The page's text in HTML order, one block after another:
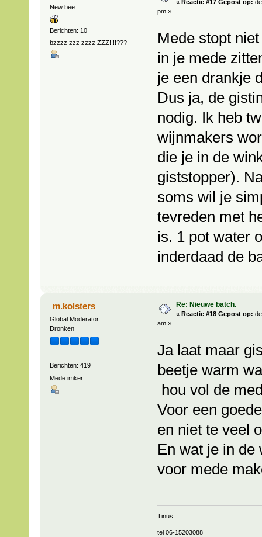
New bee
Berichten: 10
bzzzz zzz zzzz ZZZ!!!!???
« Reactie #17 Gepost op:
pm »
Mede stopt
in je mede
je een drankje
Dus ja, de
nodig. Ik heb
wijnmakers
die je in de
giststopper).
soms wil je
tevreden met
is. 1 pot water
inderdaad de
m.kolsters
Global Moderator
Dronken
Berichten: 419
Mede imker
Re: Nieuwe batch.
« Reactie #18 Gepost op:
am »
Ja laat maar
beetje warm
hou vol de
Voor een
en niet te veel
En wat je in de
voor mede
Tinus.
tel 06-15203088